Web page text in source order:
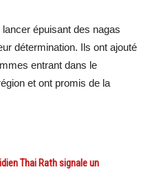
épuisant des nagas
détermination. Ils ont ajouté
entrant dans le
et ont promis de la
Thai Rath signale un